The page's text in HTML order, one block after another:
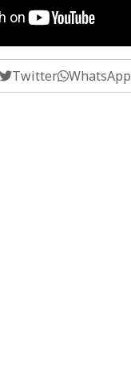
Twitter WhatsApp